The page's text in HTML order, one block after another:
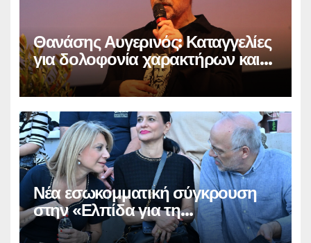
Θανάσης Αυγερινός: Καταγγελίες
για δολοφονία χαρακτήρων και
παραπληροφόρηση
Νέα εσωκομματική σύγκρουση
στην «Ελπίδα για τη
Δημοκρατία»